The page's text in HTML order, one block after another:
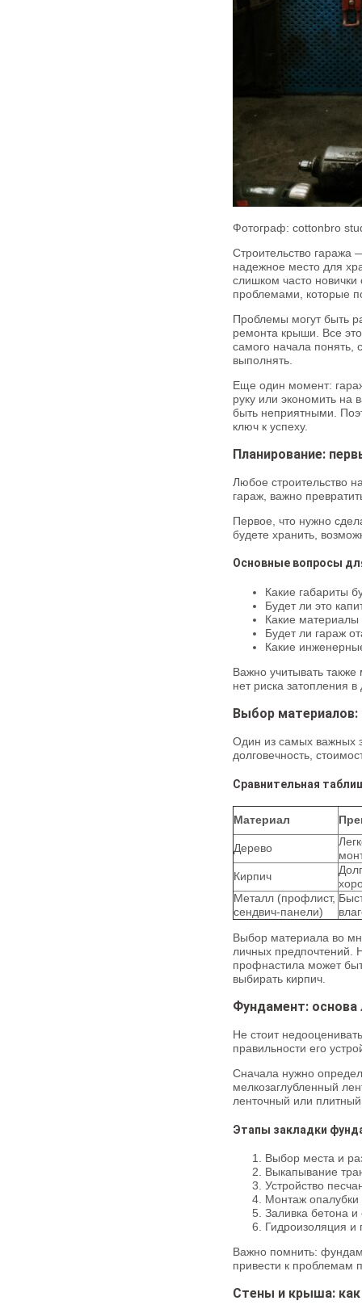
Фотограф: cottonbro
Строительство гаража
надежное место для
слишком часто новички
проблемами, которые
Проблемы могут быть
ремонта крыши. Все
самого начала понять,
выполнять.
Еще один момент:
руку или экономить на
быть неприятными.
ключ к успеху.
Планирование:
Любое строительство
гараж, важно
Первое, что нужно
будете хранить,
Основные вопросы
Какие габариты
Будет ли это
Какие материалы
Будет ли гараж
Какие
Важно учитывать
нет риска затопления
Выбор материалов:
Один из самых важных
долговечность,
Сравнительная
Материал
Дерево
Кирпич
Металл (профлист,
сендвич-панели)
Выбор материала во
личных предпочтений.
профнастила может
выбирать кирпич.
Фундамент:
Не стоит
правильности его
Сначала нужно
мелкозаглубленный
ленточный или
Этапы закладки
Выбор места и
Выкапывание
Устройство
Монтаж
Заливка бетона
Гидроизоляция и
Важно помнить:
привести к проблемам
Стены и крыша: как